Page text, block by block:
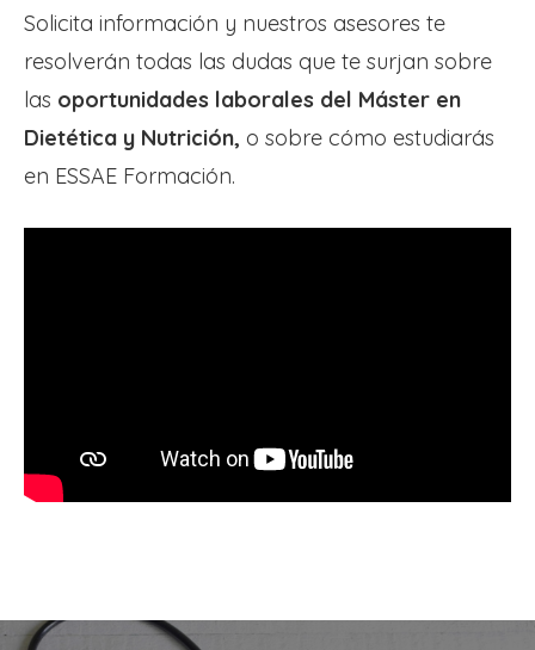
Solicita información y nuestros asesores te
resolverán todas las dudas que te surjan sobre
las oportunidades laborales del Máster en
Dietética y Nutrición, o sobre cómo estudiarás
en ESSAE Formación.